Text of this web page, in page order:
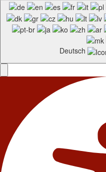
Deutsch